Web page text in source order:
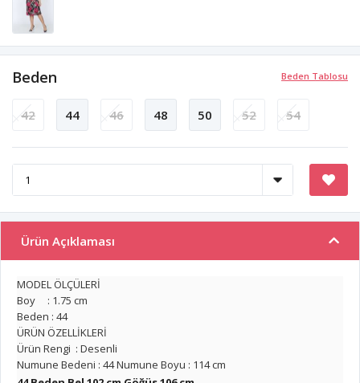
Beden Tablosu
Beden
42 44 46 48 50 52 54
Ürün Açıklaması
MODEL ÖLÇÜLERİ
Boy : 1.75 cm
Beden : 44
ÜRÜN ÖZELLİKLERİ
Ürün Rengi : Desenli
Numune Bedeni : 44 Numune Boyu : 114 cm